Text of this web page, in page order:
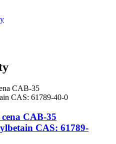
CAB-35
CAS: 61789-